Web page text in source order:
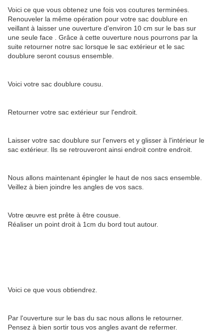
Voici ce que vous obtenez une fois vos coutures terminées.
Renouveler la même opération pour votre sac doublure en
veillant à laisser une ouverture d'environ 10 cm sur le bas sur
une seule face . Grâce à cette ouverture nous pourrons par la
suite retourner notre sac lorsque le sac extérieur et le sac
doublure seront cousus ensemble.
Voici votre sac doublure cousu.
Retourner votre sac extérieur sur l'endroit.
Laisser votre sac doublure sur l'envers et y glisser à l'intérieur le
sac extérieur. Ils se retrouveront ainsi endroit contre endroit.
Nous allons maintenant épingler le haut de nos sacs ensemble.
Veillez à bien joindre les angles de vos sacs.
Votre œuvre est prête à être cousue.
Réaliser un point droit à 1cm du bord tout autour.
Voici ce que vous obtiendrez.
Par l'ouverture sur le bas du sac nous allons le retourner.
Pensez à bien sortir tous vos angles avant de refermer.